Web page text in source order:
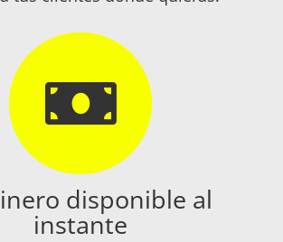
disponible al
instante